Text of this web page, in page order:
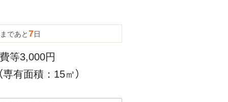
であと7日
等3,000円
（専有面積：15㎡）